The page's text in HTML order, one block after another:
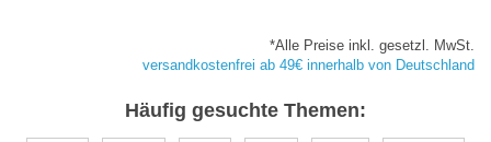
*Alle Preise inkl. gesetzl. MwSt.
versandkostenfrei ab 49€ innerhalb von Deutschland
Häufig gesuchte Themen: